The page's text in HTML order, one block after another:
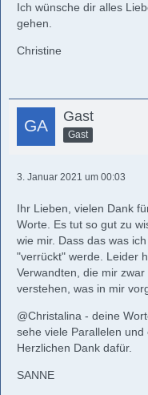
Ich wünsche dir alles
gehen.
Christine
Gast
Gast
3. Januar 2021 um 00:03
Ihr Lieben, vielen Dank
Worte. Es tut so gut zu
wie mir. Dass das was
"verrückt" werde. Leider
Verwandten, die mir
verstehen, was in mir
@Christalina - deine
sehe viele Parallelen und
Herzlichen Dank dafür.
SANNE